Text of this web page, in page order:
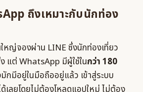
ถึงเหมาะกับนักท่อง
หญ่จองผ่าน LINE ซึ่งนักท่องเที่ยว
แต่ WhatsApp มีผู้ใช้ในกว่า 180
กมีอยู่ในมือถืออยู่แล้ว เข้าสู่ระบบ
เลยโดยไม่ต้องโหลดแอปใหม่ ไม่ต้อง